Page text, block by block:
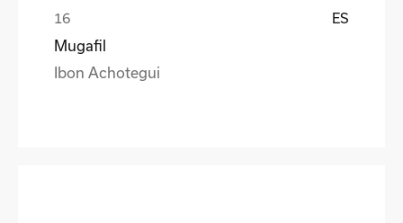
ES
Mugafil
Ibon Achotegui